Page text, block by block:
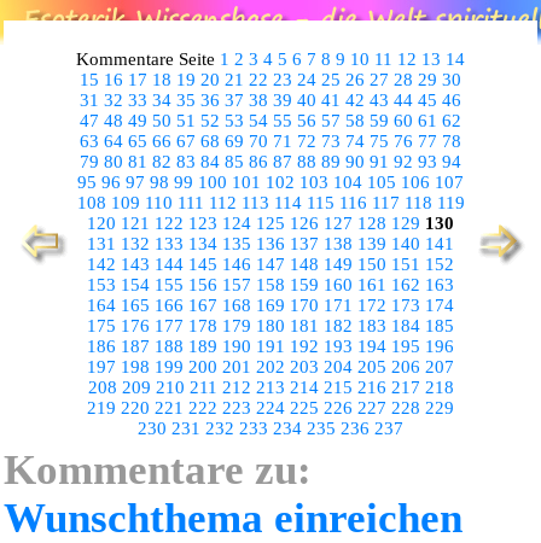
Kommentare Seite 1 2 3 4 5 6 7 8 9 10 11 12 13 14
15 16 17 18 19 20 21 22 23 24 25 26 27 28 29 30
31 32 33 34 35 36 37 38 39 40 41 42 43 44 45 46
47 48 49 50 51 52 53 54 55 56 57 58 59 60 61 62
63 64 65 66 67 68 69 70 71 72 73 74 75 76 77 78
79 80 81 82 83 84 85 86 87 88 89 90 91 92 93 94
95 96 97 98 99 100 101 102 103 104 105 106 107
108 109 110 111 112 113 114 115 116 117 118 119
120 121 122 123 124 125 126 127 128 129 130
131 132 133 134 135 136 137 138 139 140 141
142 143 144 145 146 147 148 149 150 151 152
153 154 155 156 157 158 159 160 161 162 163
164 165 166 167 168 169 170 171 172 173 174
175 176 177 178 179 180 181 182 183 184 185
186 187 188 189 190 191 192 193 194 195 196
197 198 199 200 201 202 203 204 205 206 207
208 209 210 211 212 213 214 215 216 217 218
219 220 221 222 223 224 225 226 227 228 229
230 231 232 233 234 235 236 237
Kommentare zu:
Wunschthema einreichen